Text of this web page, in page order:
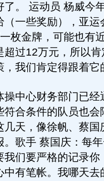
了。 运动员 杨威今
（一些奖励），亚运
枚金牌，可能也有
超过12万元，所以
我们肯定得跟着它
中心财务部门已经
符合条件的队员也会
天，像徐帆、蔡国
。歌手 蔡国庆：每
们要严格的记录你
有笔帐。我哪天去